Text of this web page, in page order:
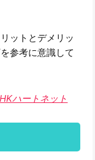
ットとデメリッ
参考に意識して
ハートネット